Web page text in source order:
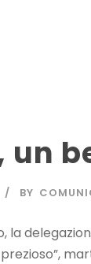
un
BY
la